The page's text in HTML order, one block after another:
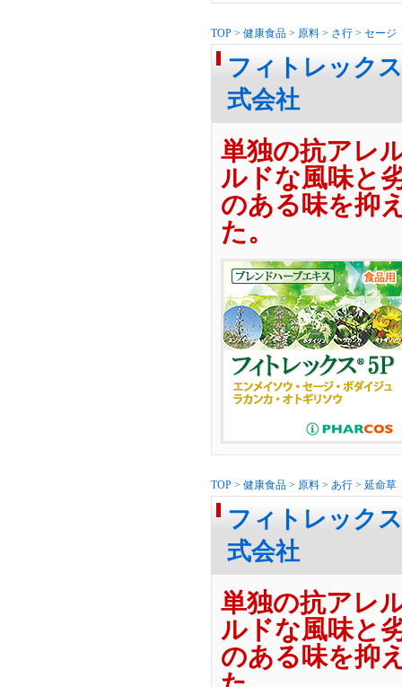
TOP > 健康食品 > 原料 > さ行 > セージ
フィトレック
式会社
単独の抗アレ
ルドな風味と
のある味を抑
た。
TOP > 健康食品 > 原料 > あ行 > 延命草
フィトレック
式会社
単独の抗アレ
ルドな風味と
のある味を抑